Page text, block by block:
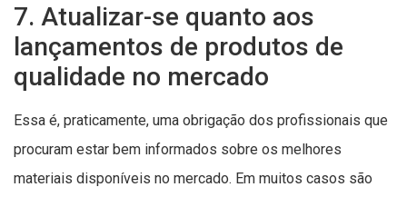
7. Atualizar-se quanto aos
lançamentos de produtos de
qualidade no mercado
Essa é, praticamente, uma obrigação dos profissionais que
procuram estar bem informados sobre os melhores
materiais disponíveis no mercado. Em muitos casos são